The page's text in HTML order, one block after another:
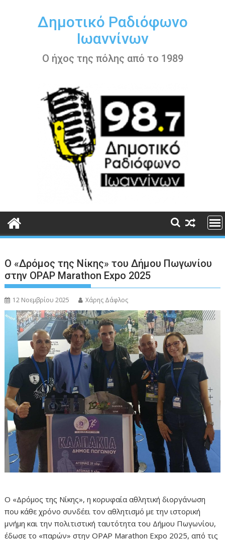
περιεχόμενοΔημοτικό Ραδιόφωνο
Ιωαννίνων
Ο ήχος της πόλης από το 1989
Ο «Δρόμος της Νίκης» του Δήμου Πωγωνίου
στην OPAP Marathon Expo 2025
12 Νοεμβρίου 2025 Χάρης Δάφλος
Ο «Δρόμος της Νίκης», η κορυφαία αθλητική διοργάνωση
που κάθε χρόνο συνδέει τον αθλητισμό με την ιστορική
μνήμη και την πολιτιστική ταυτότητα του Δήμου Πωγωνίου,
έδωσε το «παρών» στην OPAP Marathon Expo 2025, από τις